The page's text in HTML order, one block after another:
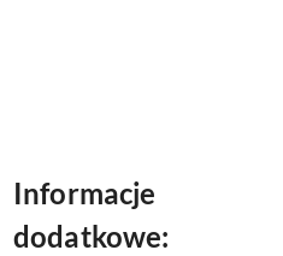
Informacje
dodatkowe: